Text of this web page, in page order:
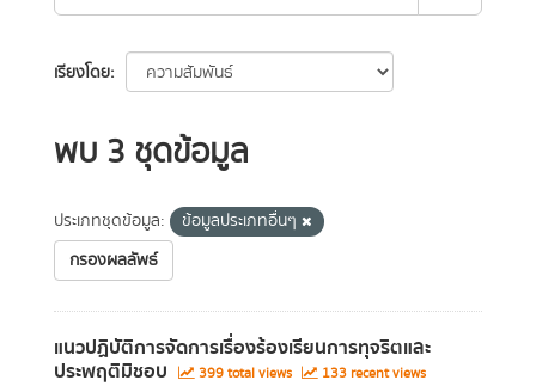
เรียงโดย
พบ 3 ชุดข้อมูล
ประเภทชุดข้อมูล:
ข้อมูลประเภทอื่นๆ
กรองผลลัพธ์
แนวปฏิบัติการจัดการเรื่องร้องเรียนการทุจริตและ
ประพฤติมิชอบ 399 total views 133 recent views